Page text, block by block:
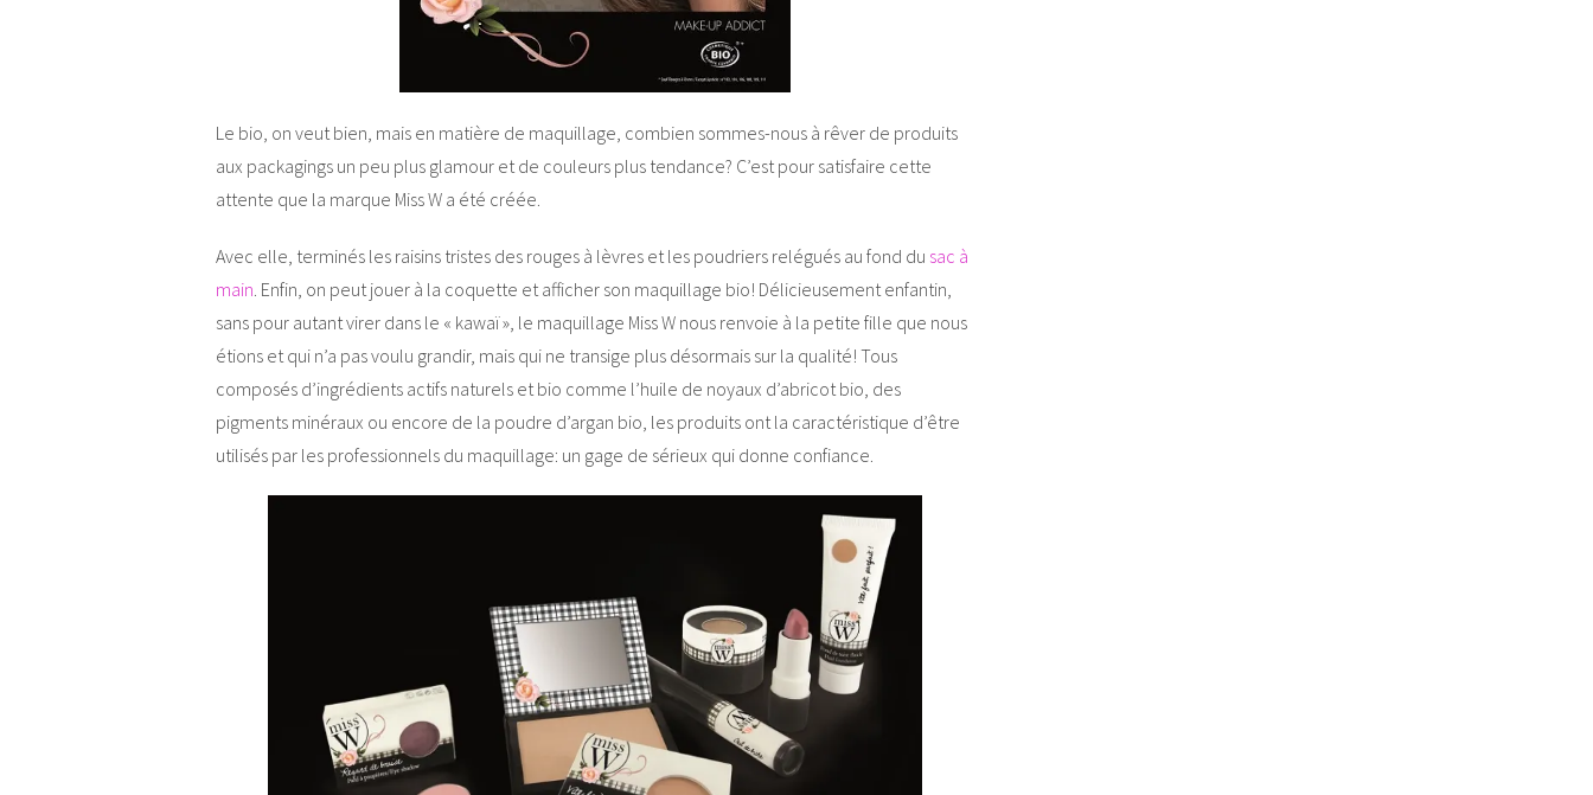
Le bio, on veut bien, mais en matière de maquillage, combien sommes-nous à rêver de produits
aux packagings un peu plus glamour et de couleurs plus tendance? C’est pour satisfaire cette
attente que la marque Miss W a été créée.
Avec elle, terminés les raisins tristes des rouges à lèvres et les poudriers relégués au fond du sac à
main. Enfin, on peut jouer à la coquette et afficher son maquillage bio! Délicieusement enfantin,
sans pour autant virer dans le « kawaï », le maquillage Miss W nous renvoie à la petite fille que nous
étions et qui n’a pas voulu grandir, mais qui ne transige plus désormais sur la qualité! Tous
composés d’ingrédients actifs naturels et bio comme l’huile de noyaux d’abricot bio, des
pigments minéraux ou encore de la poudre d’argan bio, les produits ont la caractéristique d’être
utilisés par les professionnels du maquillage: un gage de sérieux qui donne confiance.